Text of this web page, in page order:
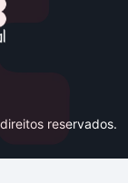
reservados.